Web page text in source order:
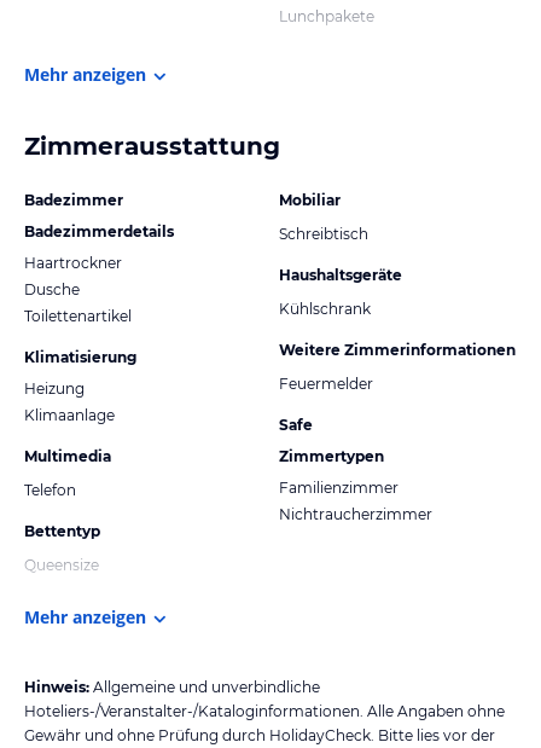
Lunchpakete
Mehr anzeigen
Zimmerausstattung
Badezimmer
Badezimmerdetails
Haartrockner
Dusche
Toilettenartikel
Klimatisierung
Heizung
Klimaanlage
Multimedia
Telefon
Bettentyp
Queensize
Mobiliar
Schreibtisch
Haushaltsgeräte
Kühlschrank
Weitere Zimmerinformationen
Feuermelder
Safe
Zimmertypen
Familienzimmer
Nichtraucherzimmer
Mehr anzeigen
Hinweis: Allgemeine und unverbindliche
Hoteliers-/Veranstalter-/Kataloginformationen. Alle Angaben ohne
Gewähr und ohne Prüfung durch HolidayCheck. Bitte lies vor der